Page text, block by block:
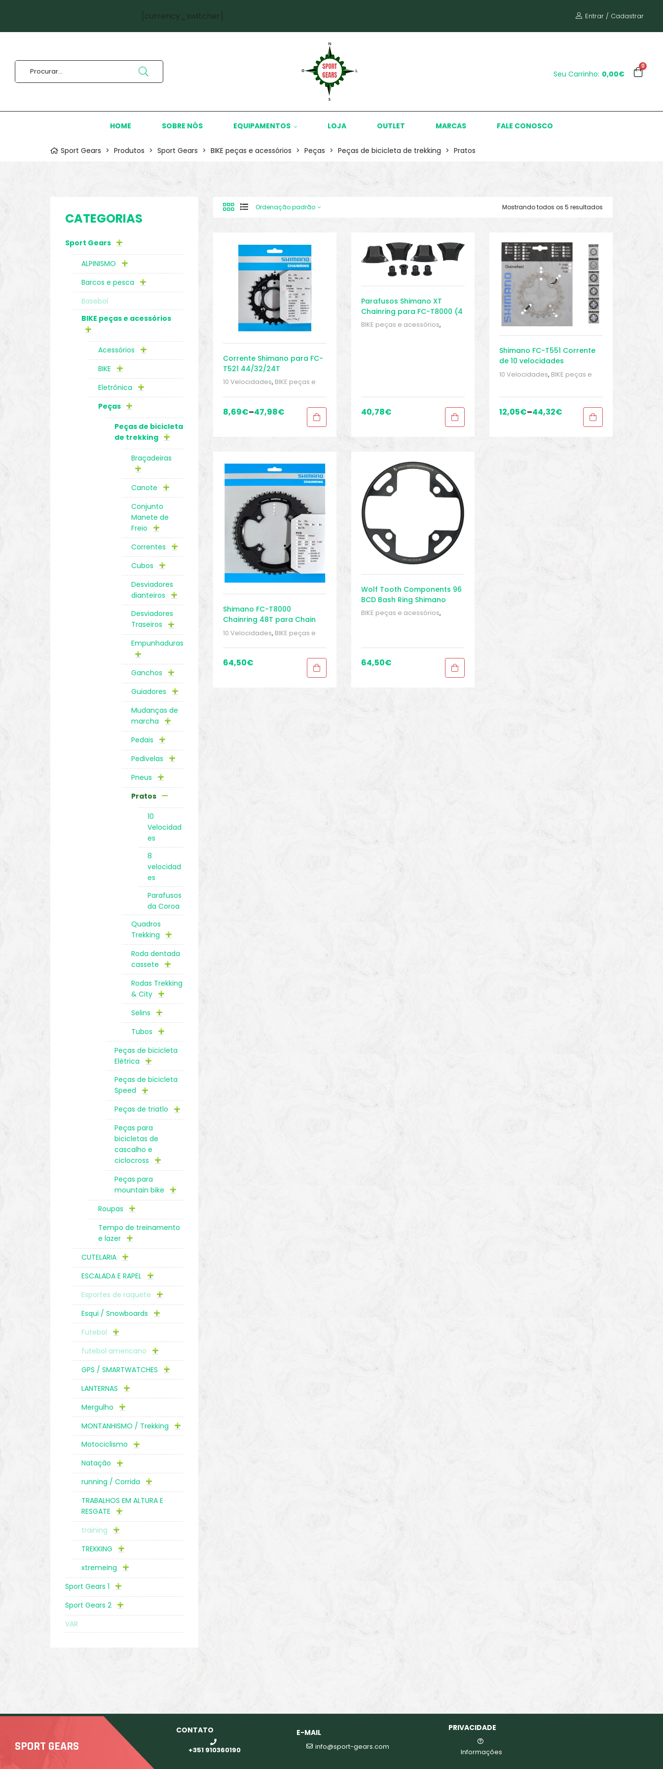
[currency_switcher] Entrar / Cadastrar
0
Seu Carrinho: 0,00€
HOME SOBRE NÓS EQUIPAMENTOS LOJA OUTLET MARCAS FALE CONOSCO
Sport Gears > Produtos > Sport Gears > BIKE peças e acessórios > Peças > Peças de bicicleta de trekking > Pratos
Mostrando todos os 5 resultados
Ordenação padrão
Corrente Shimano para FC-
T521 44/32/24T
10 Velocidades, BIKE peças e
Sport Gears
8,69€–47,98€
Parafusos Shimano XT
Chainring para FC-T8000 (4
peças)
BIKE peças e acessórios,
40,78€
Shimano FC-T551 Corrente
de 10 velocidades
10 Velocidades, BIKE peças e
12,05€–44,32€
Shimano FC-T8000
Chainring 48T para Chain
Guard
10 Velocidades, BIKE peças e
Sport Gears
64,50€
Wolf Tooth Components 96
BCD Bash Ring Shimano
Compact Triple
BIKE peças e acessórios,
64,50€
CATEGORIAS
Sport Gears
ALPINISMO
Barcos e pesca
Basebol
BIKE peças e acessórios
Acessórios
BIKE
Eletrônica
Peças
Peças de bicicleta
de trekking
Braçadeiras
Canote
Conjunto
Manete de
Freio
Correntes
Cubos
Desviadores
dianteiros
Desviadores
Traseiros
Empunhaduras
Ganchos
Guiadores
Mudanças de
marcha
Pedais
Pedivelas
Pneus
Pratos
10
Velocidad
es
8
velocidad
es
Parafusos
da Coroa
Quadros
Trekking
Roda dentada
cassete
Rodas Trekking
& City
Selins
Tubos
Peças de bicicleta
Elétrica
Peças de bicicleta
Speed
Peças de triatlo
Peças para
bicicletas de
cascalho e
ciclocross
Peças para
mountain bike
Roupas
Tempo de treinamento
e lazer
CUTELARIA
ESCALADA E RAPEL
Esportes de raquete
Esqui / Snowboards
Futebol
futebol americano
GPS / SMARTWATCHES
LANTERNAS
Mergulho
MONTANHISMO / Trekking
Motociclismo
Natação
running / Corrida
TRABALHOS EM ALTURA E
RESGATE
training
TREKKING
xtremeing
Sport Gears 1
Sport Gears 2
VAR
SPORT GEARS
CONTATO
+351 910360190
E-MAIL
info@sport-gears.com
PRIVACIDADE
Informações